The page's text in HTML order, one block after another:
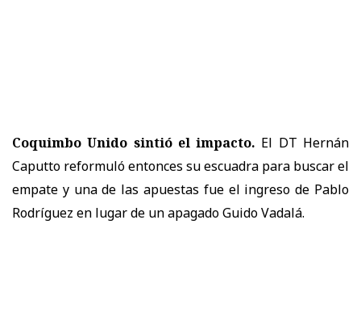
Coquimbo Unido sintió el impacto. El DT Hernán
Caputto reformuló entonces su escuadra para buscar el
empate y una de las apuestas fue el ingreso de Pablo
Rodríguez en lugar de un apagado Guido Vadalá.